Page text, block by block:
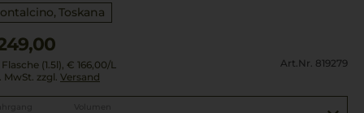
Toskana
(1.5l), € 166,00/L
MwSt. zzgl. Versand
Art.Nr. 819279